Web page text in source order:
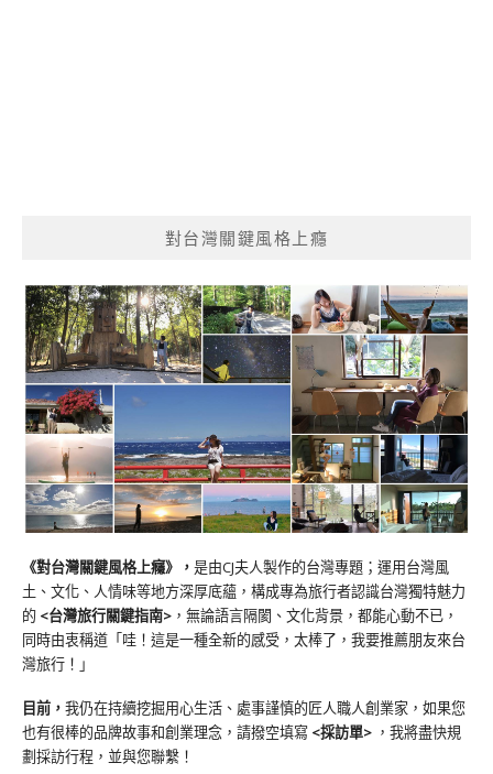
對台灣關鍵風格上癮
《對台灣關鍵風格上癮》 ， 是由CJ夫人製作的台灣專題；運用台灣風
土、文化、人情味等地方深厚底蘊，構成專為旅行者認識台灣獨特魅力
的 <台灣旅行關鍵指南> ，無論語言隔閡、文化背景，都能心動不已，
同時由衷稱道「哇！這是一種全新的感受，太棒了，我要推薦朋友來台
灣旅行！」
目前， 我仍在持續挖掘用心生活、處事謹慎的匠人職人創業家，如果您
也有很棒的品牌故事和創業理念，請撥空填寫 <採訪單> ，我將盡快規
劃採訪行程，並與您聯繫！